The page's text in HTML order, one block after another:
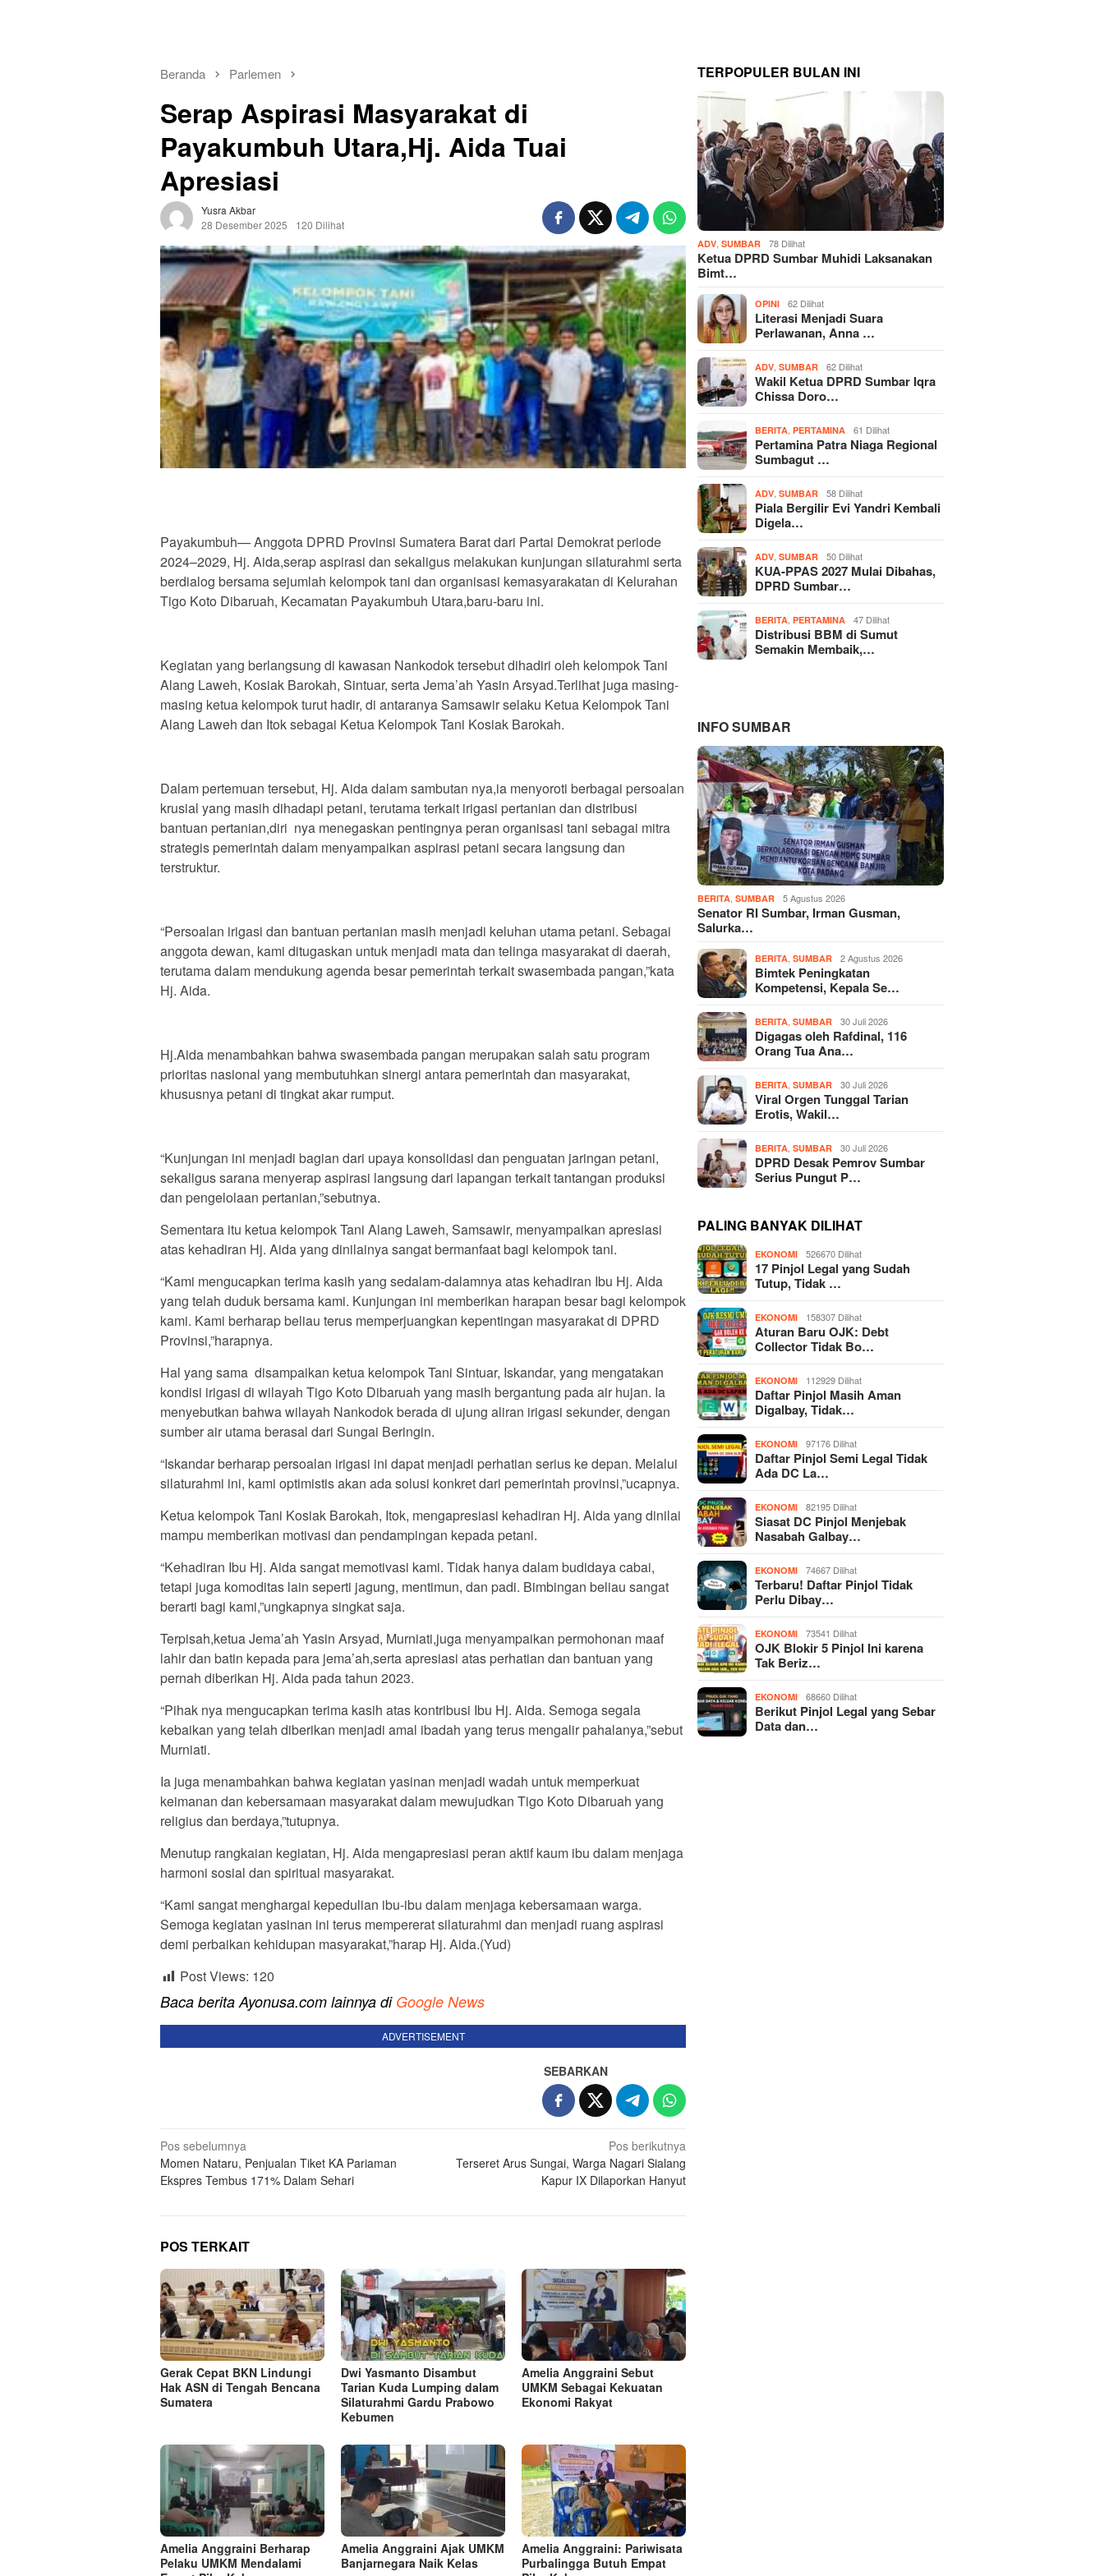
Beranda Parlemen
Serap Aspirasi Masyarakat di
Payakumbuh Utara,Hj. Aida Tuai
Apresiasi
Yusra Akbar
28 Desember 2025
120 Dilihat
Payakumbuh— Anggota DPRD Provinsi Sumatera Barat dari Partai Demokrat periode
2024–2029, Hj. Aida,serap aspirasi dan sekaligus melakukan kunjungan silaturahmi serta
berdialog bersama sejumlah kelompok tani dan organisasi kemasyarakatan di Kelurahan
Tigo Koto Dibaruah, Kecamatan Payakumbuh Utara,baru-baru ini.
Kegiatan yang berlangsung di kawasan Nankodok tersebut dihadiri oleh kelompok Tani
Alang Laweh, Kosiak Barokah, Sintuar, serta Jema’ah Yasin Arsyad.Terlihat juga masing-
masing ketua kelompok turut hadir, di antaranya Samsawir selaku Ketua Kelompok Tani
Alang Laweh dan Itok sebagai Ketua Kelompok Tani Kosiak Barokah.
Dalam pertemuan tersebut, Hj. Aida dalam sambutan nya,ia menyoroti berbagai persoalan
krusial yang masih dihadapi petani, terutama terkait irigasi pertanian dan distribusi
bantuan pertanian,diri nya menegaskan pentingnya peran organisasi tani sebagai mitra
strategis pemerintah dalam menyampaikan aspirasi petani secara langsung dan
terstruktur.
“Persoalan irigasi dan bantuan pertanian masih menjadi keluhan utama petani. Sebagai
anggota dewan, kami ditugaskan untuk menjadi mata dan telinga masyarakat di daerah,
terutama dalam mendukung agenda besar pemerintah terkait swasembada pangan,”kata
Hj. Aida.
Hj.Aida menambahkan bahwa swasembada pangan merupakan salah satu program
prioritas nasional yang membutuhkan sinergi antara pemerintah dan masyarakat,
khususnya petani di tingkat akar rumput.
“Kunjungan ini menjadi bagian dari upaya konsolidasi dan penguatan jaringan petani,
sekaligus sarana menyerap aspirasi langsung dari lapangan terkait tantangan produksi
dan pengelolaan pertanian,”sebutnya.
Sementara itu ketua kelompok Tani Alang Laweh, Samsawir, menyampaikan apresiasi
atas kehadiran Hj. Aida yang dinilainya sangat bermanfaat bagi kelompok tani.
“Kami mengucapkan terima kasih yang sedalam-dalamnya atas kehadiran Ibu Hj. Aida
yang telah duduk bersama kami. Kunjungan ini memberikan harapan besar bagi kelompok
kami. Kami berharap beliau terus memperjuangkan kepentingan masyarakat di DPRD
Provinsi,”harapnya.
Hal yang sama disampaikan ketua kelompok Tani Sintuar, Iskandar, yang mengatakan
kondisi irigasi di wilayah Tigo Koto Dibaruah yang masih bergantung pada air hujan. Ia
menyebutkan bahwa wilayah Nankodok berada di ujung aliran irigasi sekunder, dengan
sumber air utama berasal dari Sungai Beringin.
“Iskandar berharap persoalan irigasi ini dapat menjadi perhatian serius ke depan. Melalui
silaturahmi ini, kami optimistis akan ada solusi konkret dari pemerintah provinsi,”ucapnya.
Ketua kelompok Tani Kosiak Barokah, Itok, mengapresiasi kehadiran Hj. Aida yang dinilai
mampu memberikan motivasi dan pendampingan kepada petani.
“Kehadiran Ibu Hj. Aida sangat memotivasi kami. Tidak hanya dalam budidaya cabai,
tetapi juga komoditas lain seperti jagung, mentimun, dan padi. Bimbingan beliau sangat
berarti bagi kami,”ungkapnya singkat saja.
Terpisah,ketua Jema’ah Yasin Arsyad, Murniati,juga menyampaikan permohonan maaf
lahir dan batin kepada para jema’ah,serta apresiasi atas perhatian dan bantuan yang
pernah diberikan Hj. Aida pada tahun 2023.
“Pihak nya mengucapkan terima kasih atas kontribusi Ibu Hj. Aida. Semoga segala
kebaikan yang telah diberikan menjadi amal ibadah yang terus mengalir pahalanya,”sebut
Murniati.
Ia juga menambahkan bahwa kegiatan yasinan menjadi wadah untuk memperkuat
keimanan dan kebersamaan masyarakat dalam mewujudkan Tigo Koto Dibaruah yang
religius dan berdaya,”tutupnya.
Menutup rangkaian kegiatan, Hj. Aida mengapresiasi peran aktif kaum ibu dalam menjaga
harmoni sosial dan spiritual masyarakat.
“Kami sangat menghargai kepedulian ibu-ibu dalam menjaga kebersamaan warga.
Semoga kegiatan yasinan ini terus mempererat silaturahmi dan menjadi ruang aspirasi
demi perbaikan kehidupan masyarakat,”harap Hj. Aida.(Yud)
Post Views: 120
Baca berita Ayonusa.com lainnya di Google News
ADVERTISEMENT
SEBARKAN
Navigasi
pos
Pos sebelumnya
Momen Nataru, Penjualan Tiket KA Pariaman
Ekspres Tembus 171% Dalam Sehari
Pos berikutnya
Terseret Arus Sungai, Warga Nagari Sialang
Kapur IX Dilaporkan Hanyut
POS TERKAIT
Gerak Cepat BKN Lindungi
Hak ASN di Tengah Bencana
Sumatera
Dwi Yasmanto Disambut
Tarian Kuda Lumping dalam
Silaturahmi Gardu Prabowo
Kebumen
Amelia Anggraini Sebut
UMKM Sebagai Kekuatan
Ekonomi Rakyat
Amelia Anggraini Berharap
Pelaku UMKM Mendalami
Amelia Anggraini Ajak UMKM
Banjarnegara Naik Kelas
Amelia Anggraini: Pariwisata
Purbalingga Butuh Empat
TERPOPULER BULAN INI
ADV ,SUMBAR 78 Dilihat
Ketua DPRD Sumbar Muhidi Laksanakan
Bimt…
OPINI 62 Dilihat
Literasi Menjadi Suara
Perlawanan, Anna …
ADV ,SUMBAR 62 Dilihat
Wakil Ketua DPRD Sumbar Iqra
Chissa Doro…
BERITA ,PERTAMINA 61 Dilihat
Pertamina Patra Niaga Regional
Sumbagut …
ADV ,SUMBAR 58 Dilihat
Piala Bergilir Evi Yandri Kembali
Digela…
ADV ,SUMBAR 50 Dilihat
KUA-PPAS 2027 Mulai Dibahas,
DPRD Sumbar…
BERITA ,PERTAMINA 47 Dilihat
Distribusi BBM di Sumut
Semakin Membaik,…
INFO SUMBAR
BERITA ,SUMBAR 5 Agustus 2026
Senator RI Sumbar, Irman Gusman,
Salurka…
BERITA ,SUMBAR 2 Agustus 2026
Bimtek Peningkatan
Kompetensi, Kepala Se…
BERITA ,SUMBAR 30 Juli 2026
Digagas oleh Rafdinal, 116
Orang Tua Ana…
BERITA ,SUMBAR 30 Juli 2026
Viral Orgen Tunggal Tarian
Erotis, Wakil…
BERITA ,SUMBAR 30 Juli 2026
DPRD Desak Pemrov Sumbar
Serius Pungut P…
PALING BANYAK DILIHAT
EKONOMI 526670 Dilihat
17 Pinjol Legal yang Sudah
Tutup, Tidak …
EKONOMI 158307 Dilihat
Aturan Baru OJK: Debt
Collector Tidak Bo…
EKONOMI 112929 Dilihat
Daftar Pinjol Masih Aman
Digalbay, Tidak…
EKONOMI 97176 Dilihat
Daftar Pinjol Semi Legal Tidak
Ada DC La…
EKONOMI 82195 Dilihat
Siasat DC Pinjol Menjebak
Nasabah Galbay…
EKONOMI 74667 Dilihat
Terbaru! Daftar Pinjol Tidak
Perlu Dibay…
EKONOMI 73541 Dilihat
OJK Blokir 5 Pinjol Ini karena
Tak Beriz…
EKONOMI 68660 Dilihat
Berikut Pinjol Legal yang Sebar
Data dan…